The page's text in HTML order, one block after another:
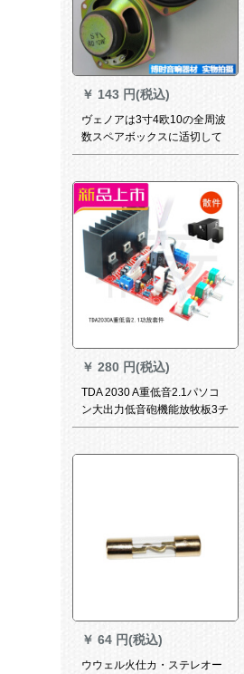
￥ 143 円(税込)
ヴェノアは3寸4欧10の全周波
数スペアボックスに适切して
います。ピピカの高音質スペ
ムカードです。
￥ 280 円(税込)
TDA 2030 A重低音2.1パソコ
ン大出力低音砲機能放牧板3チ
ャッシャネセア作成
￥ 64 円(税込)
ウウェル火仕カ・ステレオー